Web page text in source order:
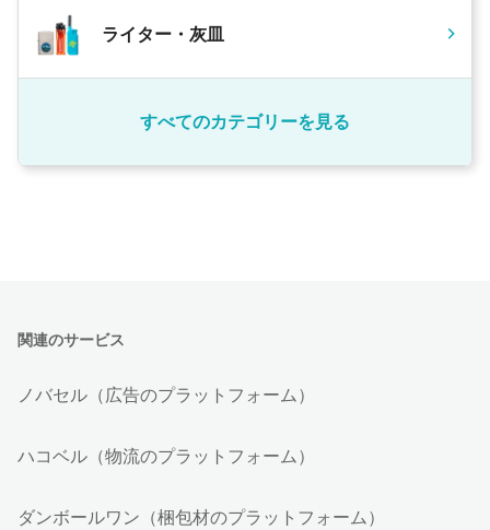
ライター・灰皿
すべてのカテゴリーを見る
関連のサービス
ノバセル（広告のプラットフォーム）
ハコベル（物流のプラットフォーム）
ダンボールワン（梱包材のプラットフォーム）